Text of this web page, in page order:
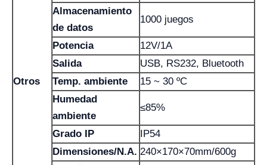
Otros
Almacenamiento
de datos
1000 juegos
Potencia
12V/1A
Salida
USB, RS232, Bluetooth
Temp. ambiente
15 ~ 30 ºC
Humedad
ambiente
≤85%
Grado IP
IP54
Dimensiones/N.A. 240×170×70mm/600g